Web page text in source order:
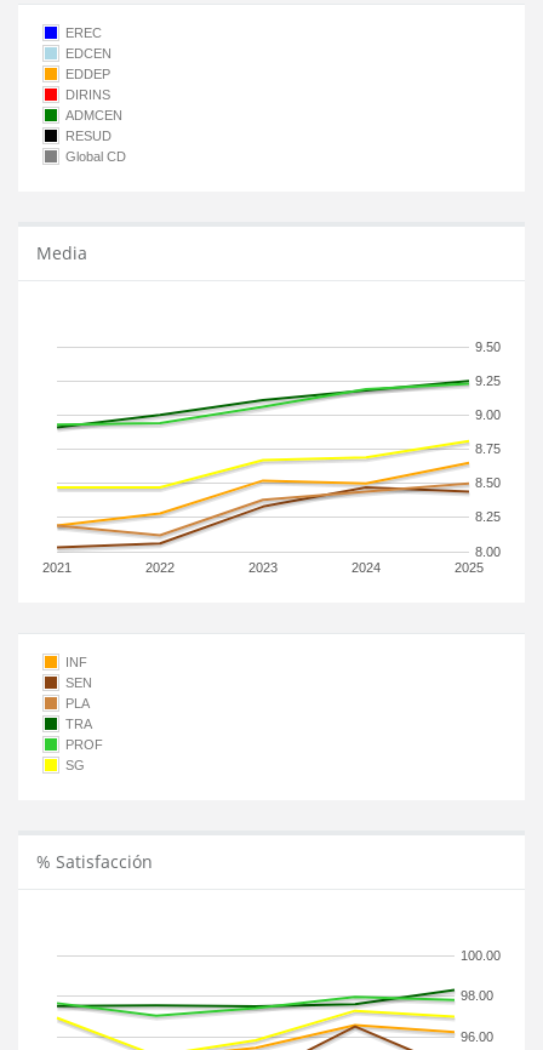
EREC
EDCEN
EDDEP
DIRINS
ADMCEN
RESUD
Global CD
Media
2021 2022 2023 2024 2025
8.00
8.25
8.50
8.75
9.00
9.25
9.50
INF
SEN
PLA
TRA
PROF
SG
% Satisfacción
96.00
98.00
100.00